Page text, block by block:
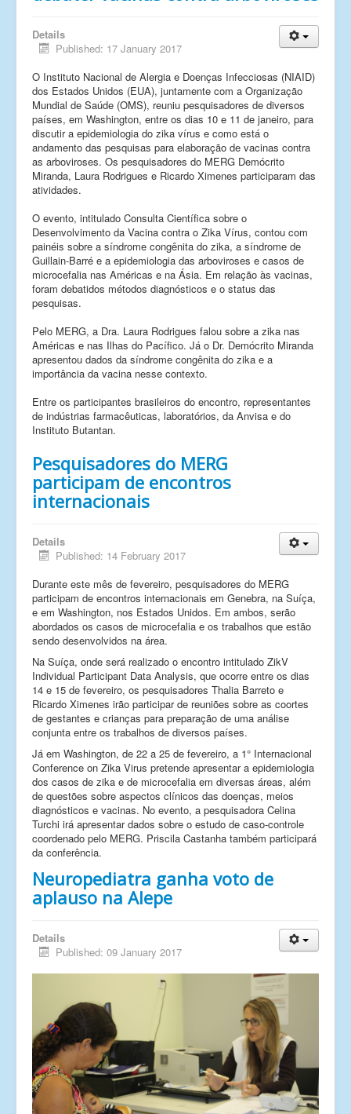
Details
Published: 17 January 2017
O Instituto Nacional de Alergia e Doenças Infecciosas (NIAID)
dos Estados Unidos (EUA), juntamente com a Organização
Mundial de Saúde (OMS), reuniu pesquisadores de diversos
países, em Washington, entre os dias 10 e 11 de janeiro, para
discutir a epidemiologia do zika vírus e como está o
andamento das pesquisas para elaboração de vacinas contra
as arboviroses. Os pesquisadores do MERG Demócrito
Miranda, Laura Rodrigues e Ricardo Ximenes participaram das
atividades.
O evento, intitulado Consulta Científica sobre o
Desenvolvimento da Vacina contra o Zika Vírus, contou com
painéis sobre a síndrome congênita do zika, a síndrome de
Guillain-Barré e a epidemiologia das arboviroses e casos de
microcefalia nas Américas e na Ásia. Em relação às vacinas,
foram debatidos métodos diagnósticos e o status das
pesquisas.
Pelo MERG, a Dra. Laura Rodrigues falou sobre a zika nas
Américas e nas Ilhas do Pacífico. Já o Dr. Demócrito Miranda
apresentou dados da síndrome congênita do zika e a
importância da vacina nesse contexto.
Entre os participantes brasileiros do encontro, representantes
de indústrias farmacêuticas, laboratórios, da Anvisa e do
Instituto Butantan.
Pesquisadores do MERG
participam de encontros
internacionais
Details
Published: 14 February 2017
Durante este mês de fevereiro, pesquisadores do MERG
participam de encontros internacionais em Genebra, na Suíça,
e em Washington, nos Estados Unidos. Em ambos, serão
abordados os casos de microcefalia e os trabalhos que estão
sendo desenvolvidos na área.
Na Suíça, onde será realizado o encontro intitulado ZikV
Individual Participant Data Analysis, que ocorre entre os dias
14 e 15 de fevereiro, os pesquisadores Thalia Barreto e
Ricardo Ximenes irão participar de reuniões sobre as coortes
de gestantes e crianças para preparação de uma análise
conjunta entre os trabalhos de diversos países.
Já em Washington, de 22 a 25 de fevereiro, a 1° Internacional
Conference on Zika Virus pretende apresentar a epidemiologia
dos casos de zika e de microcefalia em diversas áreas, além
de questões sobre aspectos clínicos das doenças, meios
diagnósticos e vacinas. No evento, a pesquisadora Celina
Turchi irá apresentar dados sobre o estudo de caso-controle
coordenado pelo MERG. Priscila Castanha também participará
da conferência.
Neuropediatra ganha voto de
aplauso na Alepe
Details
Published: 09 January 2017